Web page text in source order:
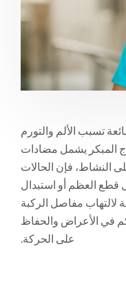
تسبب الألم والتورم
المبكر يشمل مضادات
النشاط، فإن الحالات
قطع العظم أو استبدال
لالتهاب مفاصل الركبة
في الأعراض والحفاظ
على الحركة.